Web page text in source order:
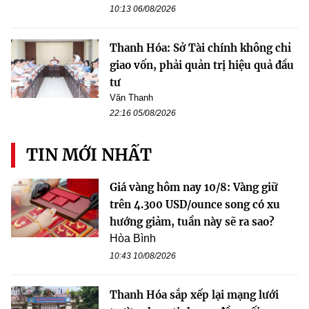
10:13 06/08/2026
Thanh Hóa: Sở Tài chính không chỉ
giao vốn, phải quản trị hiệu quả đầu
tư
Văn Thanh
22:16 05/08/2026
TIN MỚI NHẤT
Giá vàng hôm nay 10/8: Vàng giữ
trên 4.300 USD/ounce song có xu
hướng giảm, tuần này sẽ ra sao?
Hòa Bình
10:43 10/08/2026
Thanh Hóa sắp xếp lại mạng lưới